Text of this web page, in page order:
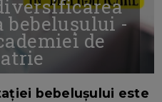
-
de
bebelușului este